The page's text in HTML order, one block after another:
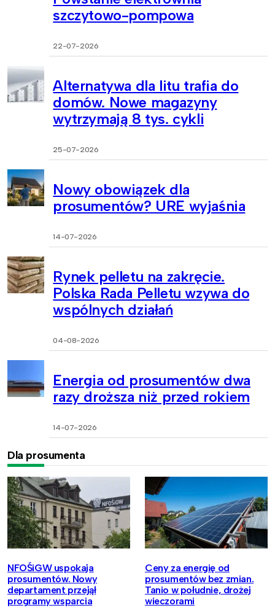
szczytowo-pompowa
22-07-2026
Alternatywa dla litu trafia do
domów. Nowe magazyny
wytrzymają 8 tys. cykli
25-07-2026
Nowy obowiązek dla
prosumentów? URE wyjaśnia
14-07-2026
Rynek pelletu na zakręcie.
Polska Rada Pelletu wzywa do
wspólnych działań
04-08-2026
Energia od prosumentów dwa
razy droższa niż przed rokiem
14-07-2026
Dla prosumenta
NFOŚiGW uspokaja
prosumentów. Nowy
departament przejął
programy wsparcia
Ceny za energię od
prosumentów bez zmian.
Tanio w południe, drożej
wieczorami